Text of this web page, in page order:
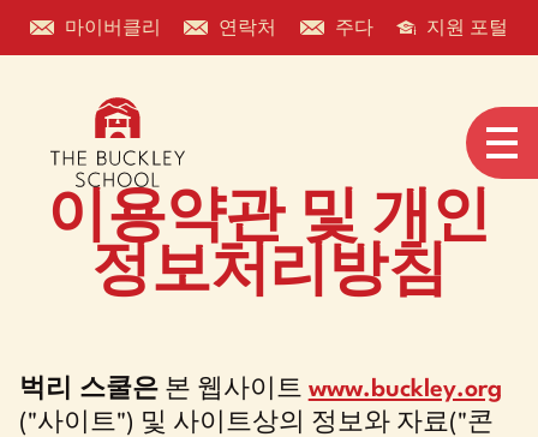
마이버클리 연락처 주다 지원 포털
이용약관 및 개인
정보처리방침
벅리 스쿨은본 웹사이트 www.buckley.org
("사이트") 및 사이트상의 정보와 자료("콘